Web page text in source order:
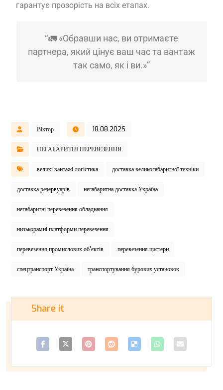
гарантує прозорість на всіх етапах.
“🚛 «Обравши нас, ви отримаєте
партнера, який цінує ваш час та вантаж
так само, як і ви.»”
Віктор 18.08.2025
НЕГАБАРИТНІ ПЕРЕВЕЗЕННЯ
великі вантажі логістика доставка великогабаритної техніки
доставка резервуарів негабаритна доставка Україна
негабаритні перевезення обладнання
низькорамні платформи перевезення
перевезення промислових об’єктів перевезення цистерн
спецтранспорт Україна транспортування бурових установок